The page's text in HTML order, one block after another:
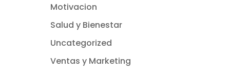
Motivacion
Salud y Bienestar
Uncategorized
Ventas y Marketing